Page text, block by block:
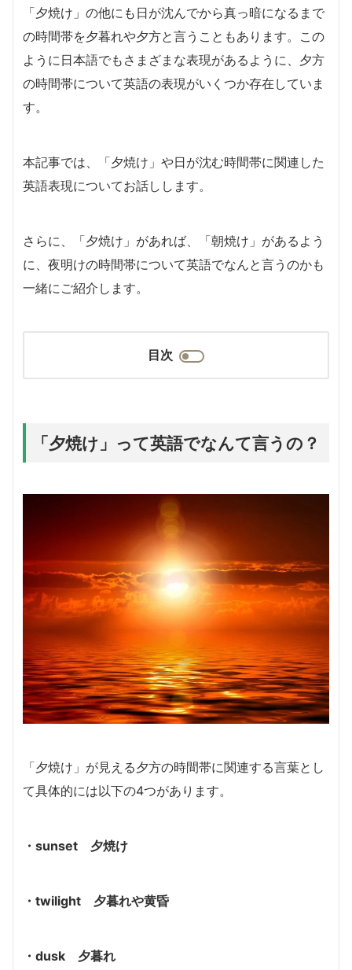
「夕焼け」の他にも日が沈んでから真っ暗になるまで
の時間帯を夕暮れや夕方と言うこともあります。 この
ように日本語でもさまざまな表現があるように、夕方
の時間帯について英語の表現がいくつか存在していま
す。
本記事では、「夕焼け」や日が沈む時間帯に関連した
英語表現についてお話しします。
さらに、「夕焼け」があれば、「朝焼け」があるよう
に、夜明けの時間帯について英語でなんと言うのかも
一緒にご紹介します。
目次
「夕焼け」って英語でなんて言うの？
「夕焼け」が見える夕方の時間帯に関連する言葉とし
て具体的には以下の4つがあります。
・sunset 夕焼け
・twilight 夕暮れや黄昏
・dusk 夕暮れ